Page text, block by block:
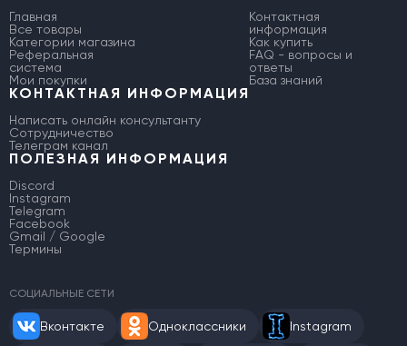
Главная
Все товары
Категории магазина
Реферальная
система
Мои покупки
Контактная
информация
Как купить
FAQ - вопросы и
ответы
База знаний
КОНТАКТНАЯ ИНФОРМАЦИЯ
Написать онлайн консультанту
Сотрудничество
Телеграм канал
ПОЛЕЗНАЯ ИНФОРМАЦИЯ
Discord
Instagram
Telegram
Facebook
Gmail / Google
Термины
СОЦИАЛЬНЫЕ СЕТИ
Вконтакте Одноклассники Instagram